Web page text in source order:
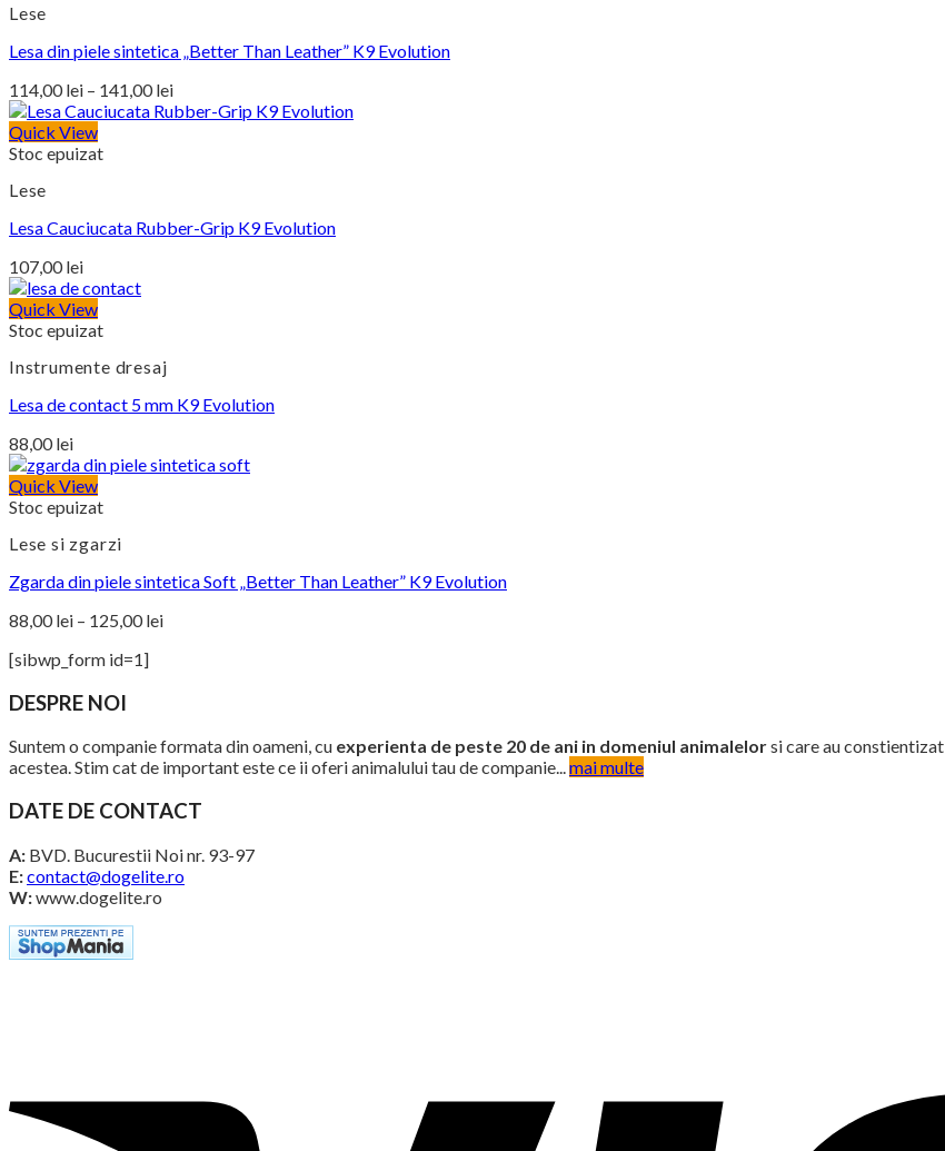
Lese
Lesa din piele sintetica „Better Than Leather” K9 Evolution
114,00lei – 141,00leiInterval
de
141,00 lei
Quick View
Stoc epuizat
Lese
Lesa Cauciucata Rubber-Grip K9 Evolution
107,00lei
Quick View
Stoc epuizat
Instrumente dresaj
Lesa de contact 5 mm K9 Evolution
88,00lei
Quick View
Stoc epuizat
Lese si zgarzi
Zgarda din piele sintetica Soft „Better Than Leather” K9 Evolution
88,00lei – 125,00leiInterval
125,00 lei
[sibwp_form id=1]
DESPRE NOI
Suntem o companie formata din oameni, cu experienta de peste 20 de ani in domeniul animalelorsi care au constientizat
acestea. Stim cat de important este ce ii oferi animalului tau de companie...mai multe
DATE DE CONTACT
A: BVD. Bucurestii Noi nr. 93-97
E:contact@dogelite.ro
W:www.dogelite.ro